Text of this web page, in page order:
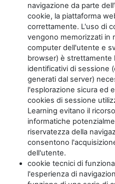
navigazione da parte
cookie, la piattaforma
correttamente. L'uso di
vengono memorizzati in
computer dell'utente e
browser) è strettamente
identificativi di sessione
generati dal server)
l'esplorazione sicura ed
cookies di sessione
Learning evitano il
informatiche
riservatezza della
consentono
dell'utente.
cookie tecnici di
l'esperienza di